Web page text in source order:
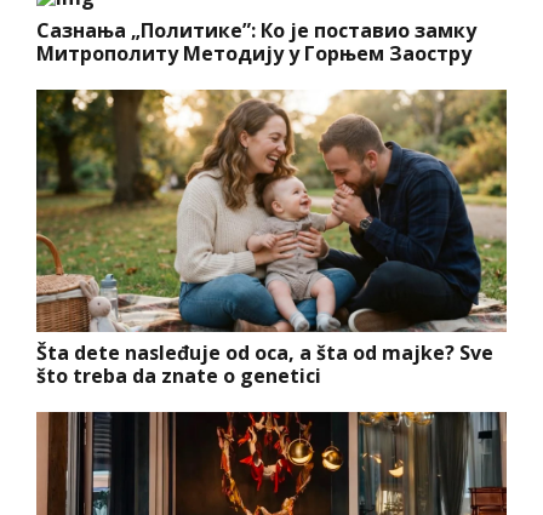
Сазнања „Политике”: Ко је поставио замку
Митрополиту Методију у Горњем Заостру
Šta dete nasleđuje od oca, a šta od majke? Sve
što treba da znate o genetici